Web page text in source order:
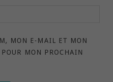
MON E-MAIL ET MON
MON PROCHAIN